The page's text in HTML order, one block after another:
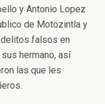
y Antonio Lopez
de Motozintla y
falsos en
hermano, así
las que les